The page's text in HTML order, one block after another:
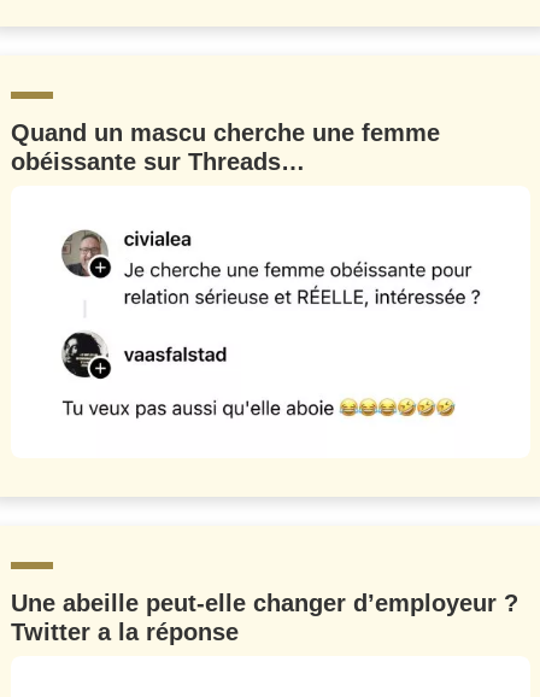
Quand un mascu cherche une femme
obéissante sur Threads…
Une abeille peut-elle changer d’employeur ?
Twitter a la réponse